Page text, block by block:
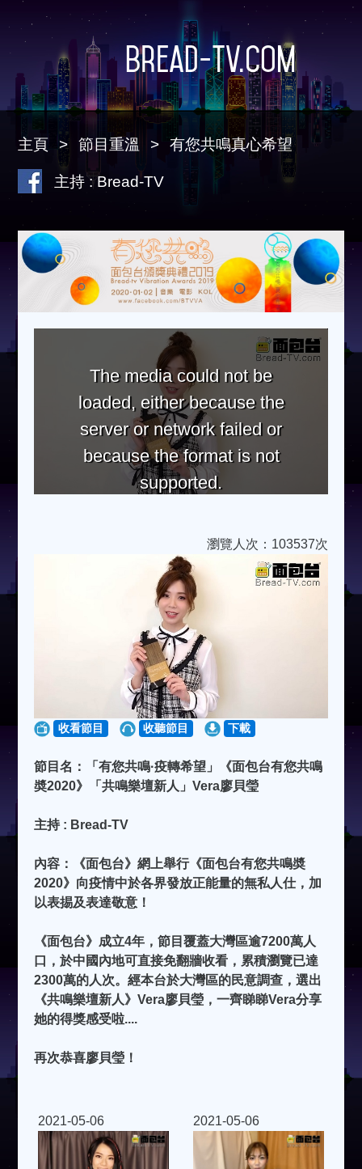
Bread-TV.com
主頁 節目重溫 有您共鳴真心希望
主持 : Bread-TV
The media could not be
loaded, either because the
server or network failed or
because the format is not
supported.
瀏覽人次：103537次
收看節目 收聽節目 下載
節目名：「有您共鳴·疫轉希望」《面包台有您共鳴
奬2020》「共鳴樂壇新人」Vera廖貝瑩
主持 : Bread-TV
內容：《面包台》網上舉行《面包台有您共鳴奬
2020》向疫情中於各界發放正能量的無私人仕，加
以表掦及表達敬意！
《面包台》成立4年，節目覆蓋大灣區逾7200萬人
口，於中國內地可直接免翻牆收看，累積瀏覽已達
2300萬的人次。經本台於大灣區的民意調查，選出
《共鳴樂壇新人》Vera廖貝瑩，一齊睇睇Vera分享
她的得獎感受啦....
再次恭喜廖貝瑩！
2021-05-06 2021-05-06